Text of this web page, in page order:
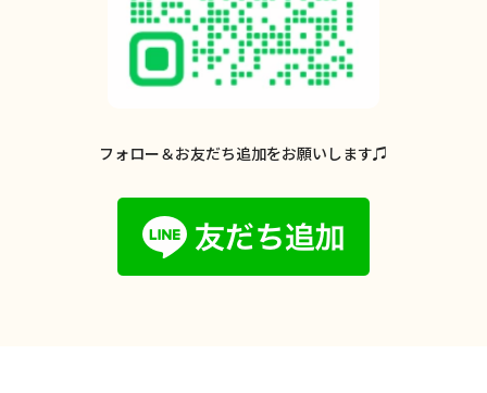
フォロー＆お友だち追加をお願いします♫